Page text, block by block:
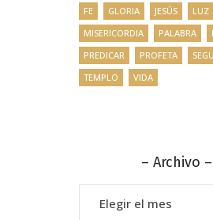
FE
GLORIA JESÚS LUZ
MISERICORDIA
PALABRA
PREDICAR
PROFETA
TEMPLO
VIDA
– Archivo –
–
Archivo